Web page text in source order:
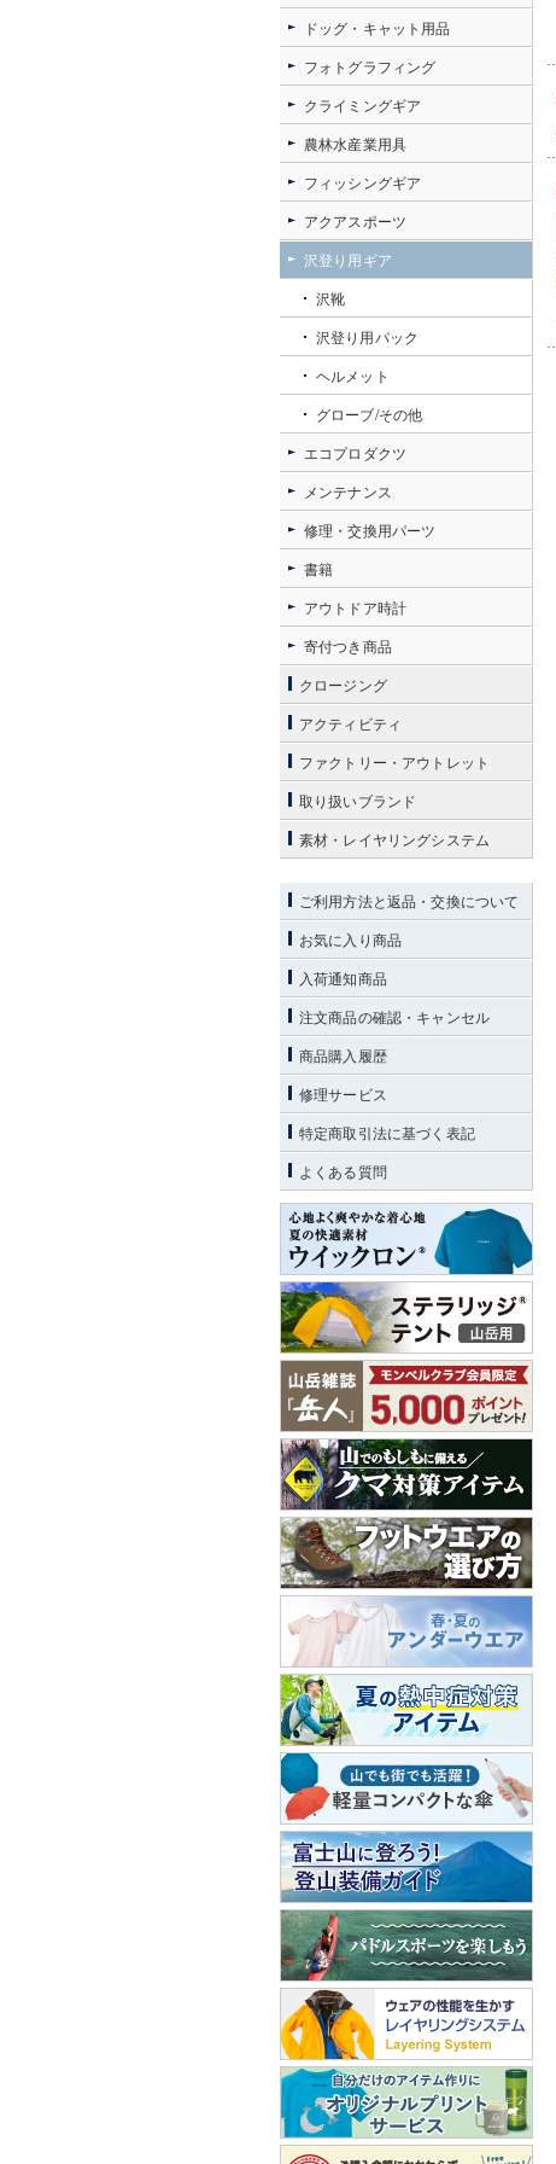
ドッグ・キャット用品
フォトグラフィング
クライミングギア
農林水産業用具
フィッシングギア
アクアスポーツ
沢登り用ギア
沢靴
沢登り用パック
ヘルメット
グローブ/その他
エコプロダクツ
メンテナンス
修理・交換用パーツ
書籍
アウトドア時計
寄付つき商品
クロージング
アクティビティ
ファクトリー・アウトレット
取り扱いブランド
素材・レイヤリングシステム
ご利用方法と返品・交換について
お気に入り商品
入荷通知商品
注文商品の確認・キャンセル
商品購入履歴
修理サービス
特定商取引法に基づく表記
よくある質問